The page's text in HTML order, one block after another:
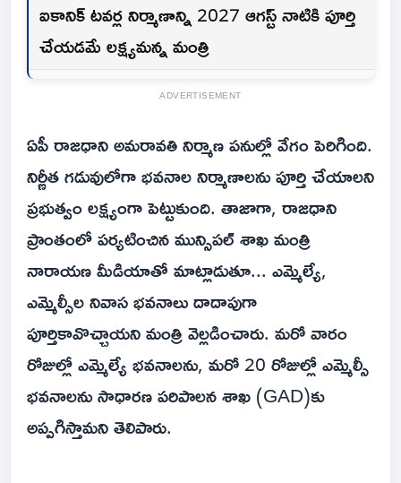
ఐకానిక్ టవర్ల నిర్మాణాన్ని 2027 ఆగస్ట్ నాటికి పూర్తి
చేయడమే లక్ష్యమన్న మంత్రి
ADVERTISEMENT
ఏపీ రాజధాని అమరావతి నిర్మాణ పనుల్లో వేగం పెరిగింది.
నిర్ణీత గడువులోగా భవనాల నిర్మాణాలను పూర్తి చేయాలని
ప్రభుత్వం లక్ష్యంగా పెట్టుకుంది. తాజాగా, రాజధాని
ప్రాంతంలో పర్యటించిన మున్సిపల్ శాఖ మంత్రి
నారాయణ మీడియాతో మాట్లాడుతూ... ఎమ్మెల్యే,
ఎమ్మెల్సీల నివాస భవనాలు దాదాపుగా
పూర్తికావొచ్చాయని మంత్రి వెల్లడించారు. మరో వారం
రోజుల్లో ఎమ్మెల్యే భవనాలను, మరో 20 రోజుల్లో ఎమ్మెల్సీ
భవనాలను సాధారణ పరిపాలన శాఖ (GAD)కు
అప్పగిస్తామని తెలిపారు.